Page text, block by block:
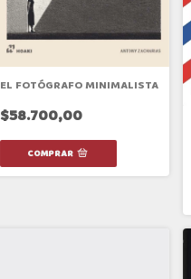
EL FOTÓGRAFO MINIMALISTA
$58.700,00